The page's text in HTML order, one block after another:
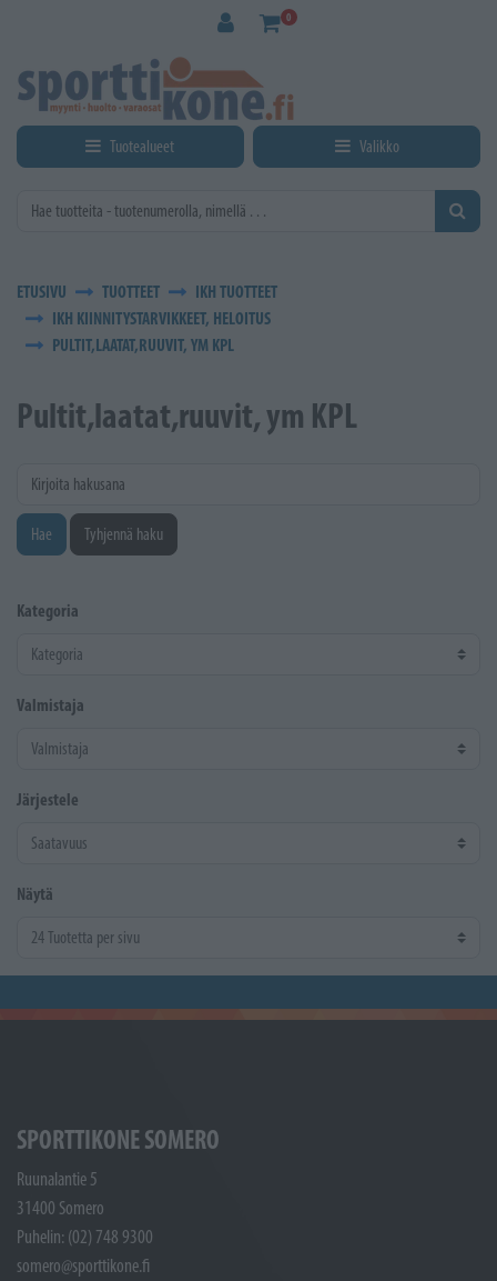
0
Tuotealueet Valikko
ETUSIVU TUOTTEET
IKH TUOTTEET
IKH KIINNITYSTARVIKKEET, HELOITUS
PULTIT,LAATAT,RUUVIT, YM KPL
Pultit,laatat,ruuvit, ym KPL
Kirjoita hakusana
Hae Tyhjennä haku
Kategoria
Valmistaja
Järjestele
Näytä
SPORTTIKONE SOMERO
Ruunalantie 5
31400 Somero
Puhelin: (02) 748 9300
somero@sporttikone.fi